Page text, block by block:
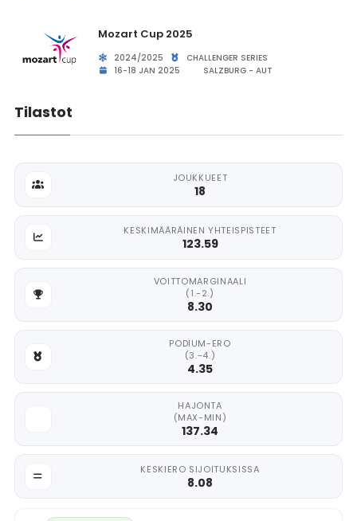
Mozart Cup 2025
2024/2025
CHALLENGER SERIES
16-18 JAN 2025
SALZBURG - AUT
Tilastot
JOUKKUEET
18
KESKIMÄÄRÄINEN YHTEISPISTEET
123.59
VOITTOMARGINAALI
(1.-2.)
8.30
PODIUM-ERO
(3.-4.)
4.35
HAJONTA
(MAX-MIN)
137.34
KESKIERO SIJOITUKSISSA
8.08